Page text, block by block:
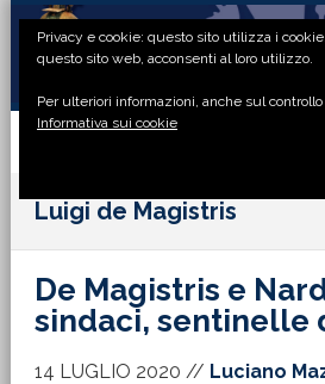
Passa
primaria
Passa
principale
Passa
laterale
Passa
di
Luigi de Magistris
De Magistris e
sindaci, sentinelle
14 LUGLIO 2020 // Luciano
Privacy e cookie: questo sito utilizza i
questo sito web, acconsenti al loro utilizzo.
Per ulteriori informazioni, anche sul
Informativa sui cookie